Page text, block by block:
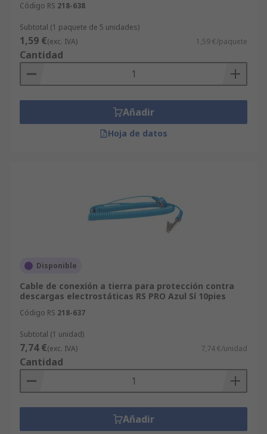
Código RS 218-638
Subtotal (1 paquete de 5 unidades)
1,59 €(exc. IVA) 1,59 €/paquete
Cantidad
Añadir
Hoja de datos
Disponible
Cable de conexión a tierra para protección contra
descargas electrostáticas RS PRO Azul Sí 10pies
Código RS 218-637
Subtotal (1 unidad)
7,74 €(exc. IVA) 7,74 €/unidad
Cantidad
Añadir